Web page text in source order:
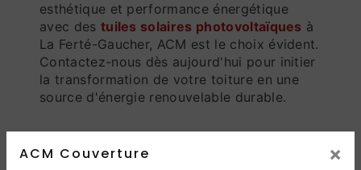
ACM Couverture ×
esthétique et performance énergétique
avec des tuiles solaires photovoltaïques à
La Ferté-Gaucher, ACM est le choix évident.
Contactez-nous dès aujourd'hui pour initier
la transformation de votre toiture en une
source d'énergie renouvelable durable.